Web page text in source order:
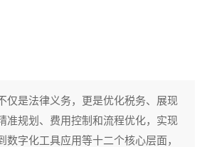
仅是法律义务，更是优化税务、展现
准规划、费用控制和流程优化，实现
字化工具应用等十二个核心层面，